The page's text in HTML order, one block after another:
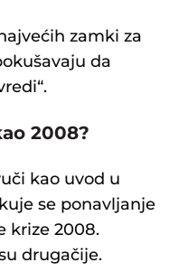
zamki za
da
2008?
kao uvod u
se ponavljanje
krize 2008.
drugačije.